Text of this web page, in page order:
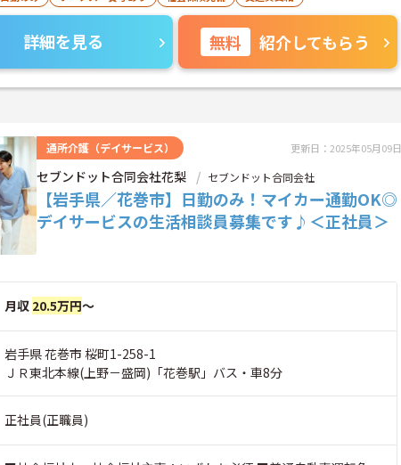
詳細を見る 無料 紹介してもらう
通所介護（デイサービス） 更新日：2025年05月09日
セブンドット合同会社花梨 セブンドット合同会社
【岩手県／花巻市】日勤のみ！マイカー通勤OK◎
デイサービスの生活相談員募集です♪＜正社員＞
月収 20.5万円～
岩手県 花巻市 桜町1-258-1
ＪＲ東北本線(上野－盛岡)「花巻駅」バス・車8分
正社員(正職員)